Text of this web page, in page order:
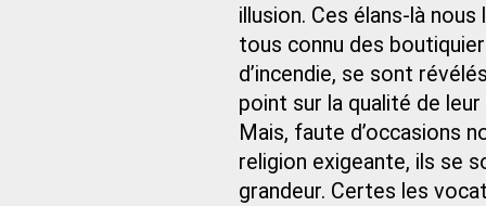
illusion. Ces élans-là
tous connu des
d’incendie, se sont
point sur la qualité de
Mais, faute d’occasions
religion exigeante, ils se
grandeur. Certes les